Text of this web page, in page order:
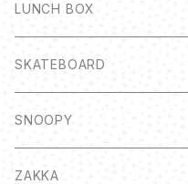
LUNCH BOX
SKATEBOARD
SNOOPY
ZAKKA